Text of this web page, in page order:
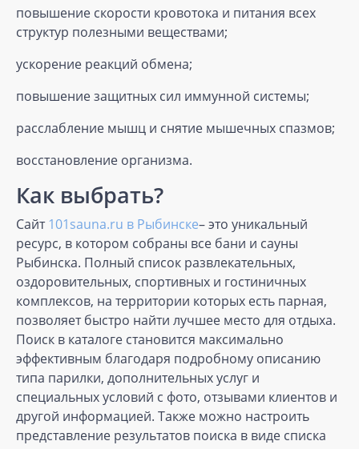
повышение скорости кровотока и питания всех
структур полезными веществами;
ускорение реакций обмена;
повышение защитных сил иммунной системы;
расслабление мышц и снятие мышечных спазмов;
восстановление организма.
Как выбрать?
Сайт101sauna.ru в Рыбинске– это уникальный
ресурс, в котором собраны все бани и сауны
Рыбинска. Полный список развлекательных,
оздоровительных, спортивных и гостиничных
комплексов, на территории которых есть парная,
позволяет быстро найти лучшее место для отдыха.
Поиск в каталоге становится максимально
эффективным благодаря подробному описанию
типа парилки, дополнительных услуг и
специальных условий с фото, отзывами клиентов и
другой информацией. Также можно настроить
представление результатов поиска в виде списка